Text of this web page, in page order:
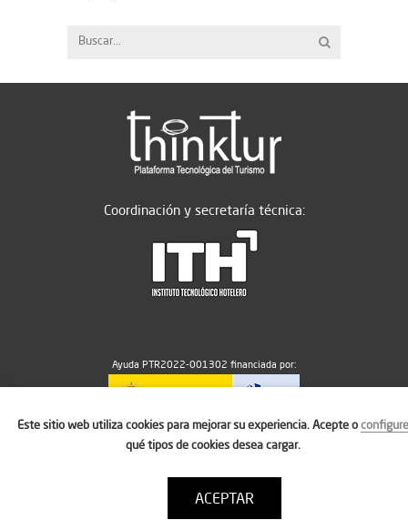
Coordinación y secretaría técnica:
Ayuda PTR2022-001302 financiada por:
MICIU/AEI/10.13039/501100011033
Política de cookies
Condiciones de uso
Este sitio web utiliza cookies para mejorar su experiencia. Acepte oconfigure
qué tipos de cookies desea cargar.
ACEPTAR